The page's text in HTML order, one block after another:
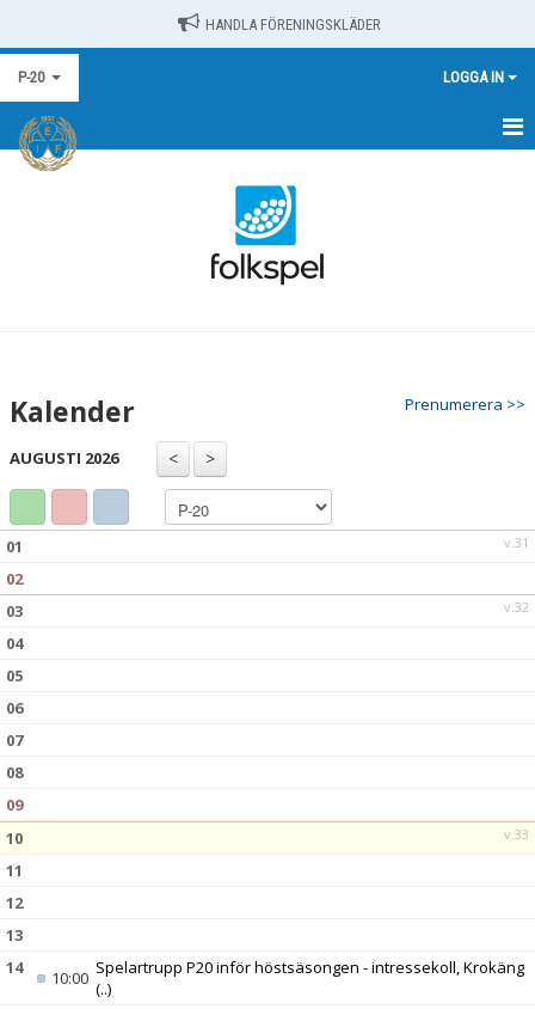
HANDLA FÖRENINGSKLÄDER
P-20 LOGGA IN
HEM
KONTAKT
Prenumerera >>
Kalender
AUGUSTI 2026
v.31
01
02
v.32
03
04
05
06
07
08
09
v.33
10
11
12
13
14
10:00 Spelartrupp P20 inför höstsäsongen - intressekoll, Krokäng
(..)